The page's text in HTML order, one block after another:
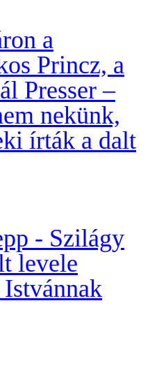
a
Princz, a
Presser –
nekünk,
írták a dalt
- Szilágy
levele